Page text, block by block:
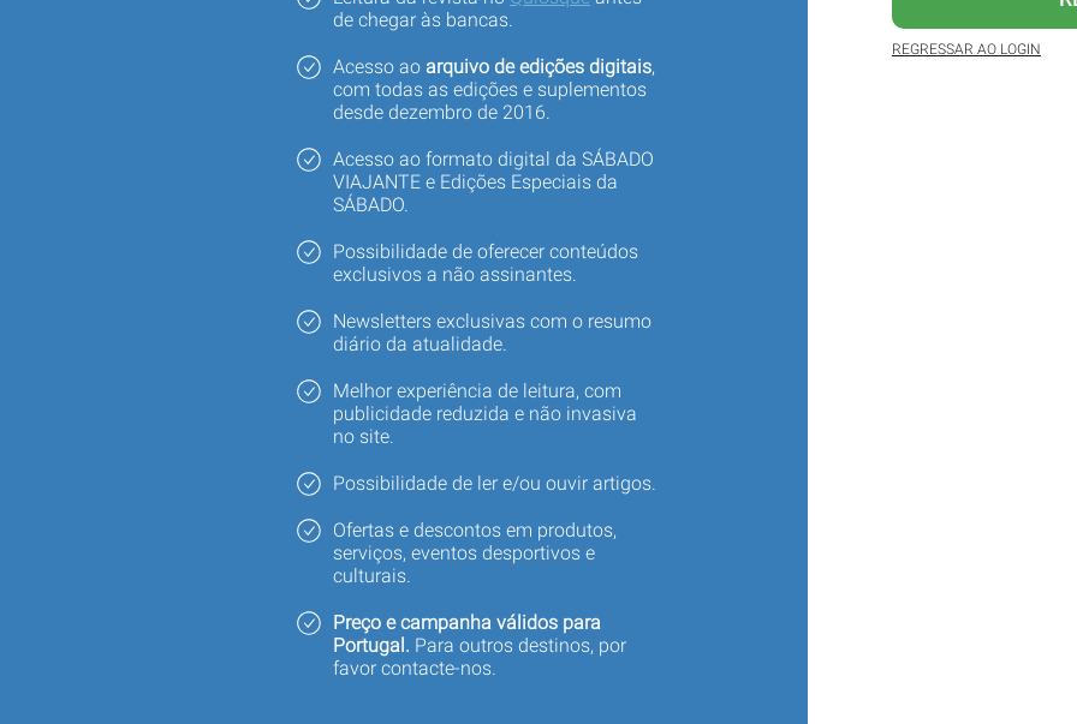
de chegar às bancas.
Acesso ao arquivo de edições digitais,
com todas as edições e suplementos
desde dezembro de 2016.
Acesso ao formato digital da SÁBADO
VIAJANTE e Edições Especiais da
SÁBADO.
Possibilidade de oferecer conteúdos
exclusivos a não assinantes.
Newsletters exclusivas com o resumo
diário da atualidade.
Melhor experiência de leitura, com
publicidade reduzida e não invasiva
no site.
Possibilidade de ler e/ou ouvir artigos.
Ofertas e descontos em produtos,
serviços, eventos desportivos e
culturais.
Preço e campanha válidos para
Portugal. Para outros destinos, por
favor contacte-nos.
REGRESSAR AO LOGIN